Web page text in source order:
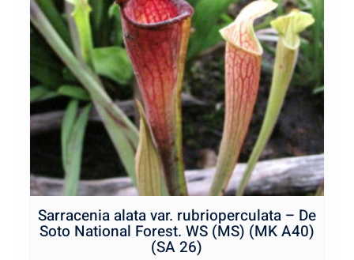
Sarracenia alata var. rubrioperculata – De
Soto National Forest. WS (MS) (MK A40)
(SA 26)